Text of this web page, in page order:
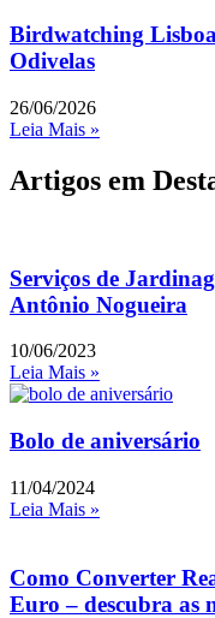
Birdwatching
Odivelas
26/06/2026
Leia Mais »
Artigos em
Serviços de
Antônio Nogueira
10/06/2023
Leia Mais »
Bolo de aniversário
11/04/2024
Leia Mais »
Como Converter
Euro – descubra as